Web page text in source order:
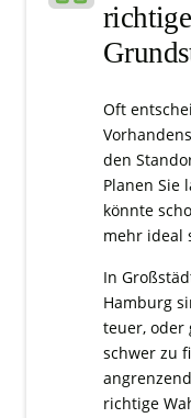
Oft
den
Planen Sie
könnte
mehr ideal
In
Hamburg
teuer, oder
schwer zu
richtige